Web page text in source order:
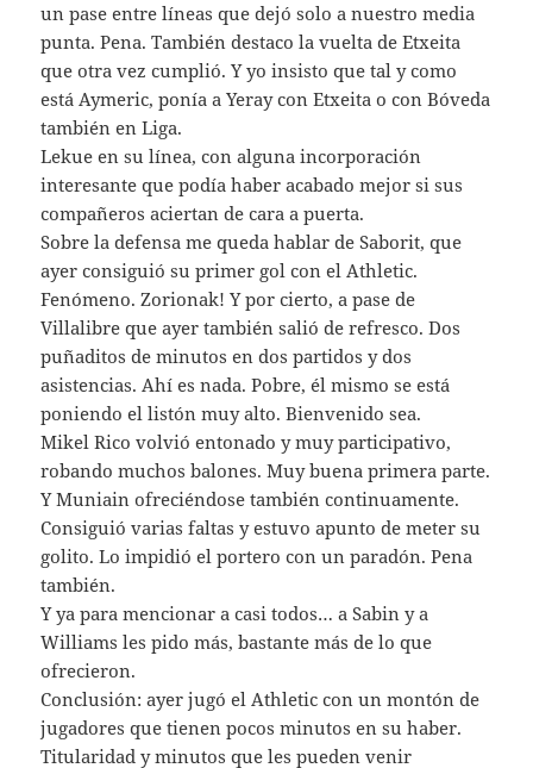
un pase entre líneas que dejó solo a nuestro media
punta. Pena. También destaco la vuelta de Etxeita
que otra vez cumplió. Y yo insisto que tal y como
está Aymeric, ponía a Yeray con Etxeita o con Bóveda
también en Liga.
Lekue en su línea, con alguna incorporación
interesante que podía haber acabado mejor si sus
compañeros aciertan de cara a puerta.
Sobre la defensa me queda hablar de Saborit, que
ayer consiguió su primer gol con el Athletic.
Fenómeno. Zorionak! Y por cierto, a pase de
Villalibre que ayer también salió de refresco. Dos
puñaditos de minutos en dos partidos y dos
asistencias. Ahí es nada. Pobre, él mismo se está
poniendo el listón muy alto. Bienvenido sea.
Mikel Rico volvió entonado y muy participativo,
robando muchos balones. Muy buena primera parte.
Y Muniain ofreciéndose también continuamente.
Consiguió varias faltas y estuvo apunto de meter su
golito. Lo impidió el portero con un paradón. Pena
también.
Y ya para mencionar a casi todos… a Sabin y a
Williams les pido más, bastante más de lo que
ofrecieron.
Conclusión: ayer jugó el Athletic con un montón de
jugadores que tienen pocos minutos en su haber.
Titularidad y minutos que les pueden venir